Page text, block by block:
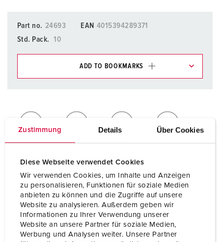
Zustimmung Details Über Cookies
Diese Webseite verwendet Cookies
Wir verwenden Cookies, um Inhalte und Anzeigen
zu personalisieren, Funktionen für soziale Medien
anbieten zu können und die Zugriffe auf unsere
Website zu analysieren. Außerdem geben wir
Informationen zu Ihrer Verwendung unserer
Website an unsere Partner für soziale Medien,
Werbung und Analysen weiter. Unsere Partner
Part no. 24693 EAN 4015394289371
Std. Pack.
10
ADD TO BOOKMARKS
My list ADD
Technical specifications
Protective cover TM 24693